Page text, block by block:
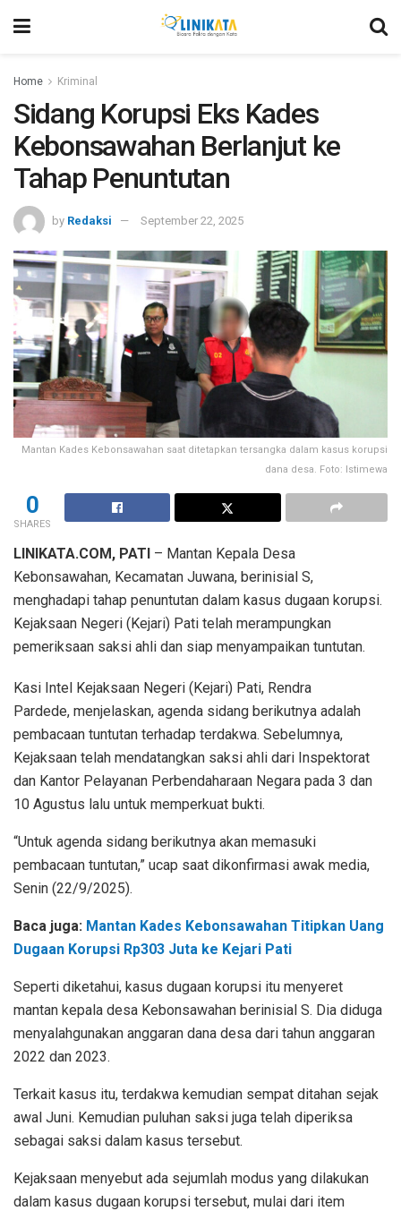
Home Kriminal
Sidang Korupsi Eks Kades
Kebonsawahan Berlanjut ke
Tahap Penuntutan
by Redaksi September 22, 2025
Mantan Kades Kebonsawahan saat ditetapkan tersangka dalam kasus korupsi
dana desa. Foto: Istimewa
0
SHARES
LINIKATA.COM, PATI – Mantan Kepala Desa
Kebonsawahan, Kecamatan Juwana, berinisial S,
menghadapi tahap penuntutan dalam kasus dugaan korupsi.
Kejaksaan Negeri (Kejari) Pati telah merampungkan
pemeriksaan saksi ahli dan siap menyampaikan tuntutan.
Kasi Intel Kejaksaan Negeri (Kejari) Pati, Rendra
Pardede, menjelaskan, agenda sidang berikutnya adalah
pembacaan tuntutan terhadap terdakwa. Sebelumnya,
Kejaksaan telah mendatangkan saksi ahli dari Inspektorat
dan Kantor Pelayanan Perbendaharaan Negara pada 3 dan
10 Agustus lalu untuk memperkuat bukti.
“Untuk agenda sidang berikutnya akan memasuki
pembacaan tuntutan,” ucap saat dikonfirmasi awak media,
Senin (22/9/2025).
Baca juga: Mantan Kades Kebonsawahan Titipkan Uang
Dugaan Korupsi Rp303 Juta ke Kejari Pati
Seperti diketahui, kasus dugaan korupsi itu menyeret
mantan kepala desa Kebonsawahan berinisial S. Dia diduga
menyalahgunakan anggaran dana desa dari tahun anggaran
2022 dan 2023.
Terkait kasus itu, terdakwa kemudian sempat ditahan sejak
awal Juni. Kemudian puluhan saksi juga telah diperiksa
sebagai saksi dalam kasus tersebut.
Kejaksaan menyebut ada sejumlah modus yang dilakukan
dalam kasus dugaan korupsi tersebut, mulai dari item